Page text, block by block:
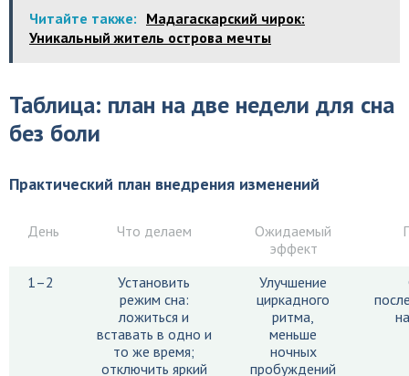
Читайте также: Мадагаскарский чирок:
Уникальный житель острова мечты
Таблица: план на две недели для сна
без боли
Практический план внедрения изменений
День Что делаем
Ожидаемый
эффект
1–2
Установить
режим сна:
ложиться и
вставать в одно и
то же время;
отключить яркий
Улучшение
циркадного
ритма,
меньше
ночных
пробуждений